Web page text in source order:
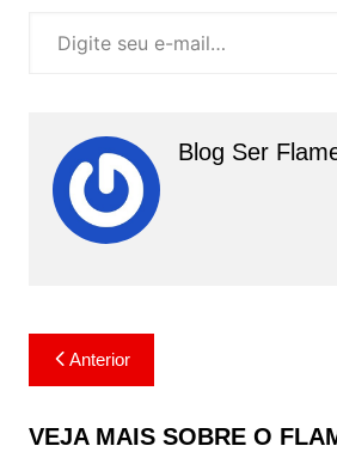
Blog Ser
Navegação
de
Post
Anterior
VEJA MAIS SOBRE O